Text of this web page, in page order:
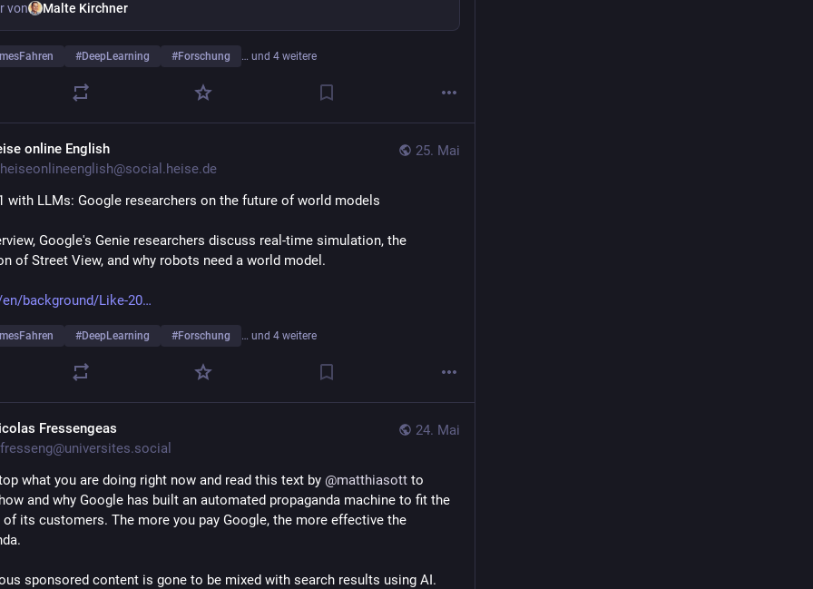
von Malte Kirchner
#DeepLearning #Forschung … und 4 weitere
25. Mai
online English
with LLMs: Google researchers on the future of world models
Google's Genie researchers discuss real-time simulation, the
of Street View, and why robots need a world model.
background/Like-20
#DeepLearning #Forschung … und 4 weitere
24. Mai
Fressengeas
what you are doing right now and read this text by @matthiasott to
and why Google has built an automated propaganda machine to fit the
its customers. The more you pay Google, the more effective the
sponsored content is gone to be mixed with search results using AI.